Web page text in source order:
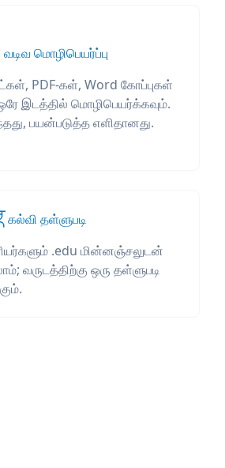
மொழிபெயர்ப்பு
PDF-கள், Word கோப்புகள்
இடத்தில் மொழிபெயர்க்கவும்.
பயன்படுத்த எளிதானது.
கல்வி தள்ளுபடி
.edu மின்னஞ்சலுடன்
வருடத்திற்கு ஒரு தள்ளுபடி